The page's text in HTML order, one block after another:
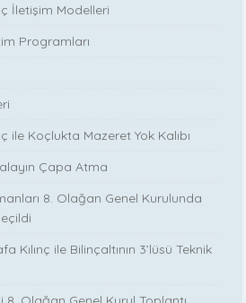
İletişim Modelleri
Programları
ile Koçlukta Mazeret Yok Kalıbı
Çapa Atma
8. Olağan Genel Kurulunda
Kılınç ile Bilinçaltının 3’lüsü Teknik